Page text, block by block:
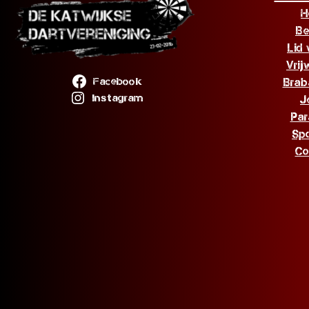
Facebook
Instagram
Lid